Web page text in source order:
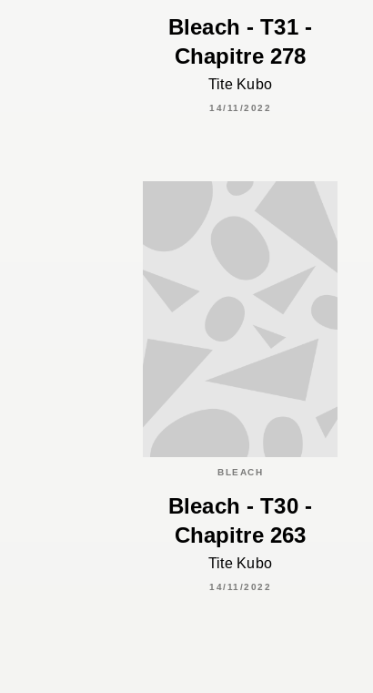
Bleach - T31 -
Chapitre 278
Tite Kubo
14/11/2022
BLEACH
Bleach - T30 -
Chapitre 263
Tite Kubo
14/11/2022